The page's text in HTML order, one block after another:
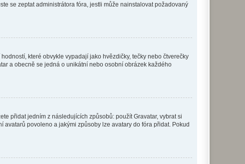
se zeptat administrátora fóra, jestli může nainstalovat požadovaný
které obvykle vypadají jako hvězdičky, tečky nebo čtverečky
a obecně se jedná o unikátní nebo osobní obrázek každého
přidat jedním z následujících způsobů: použít Gravatar, vybrat si
povoleno a jakými způsoby lze avatary do fóra přidat. Pokud